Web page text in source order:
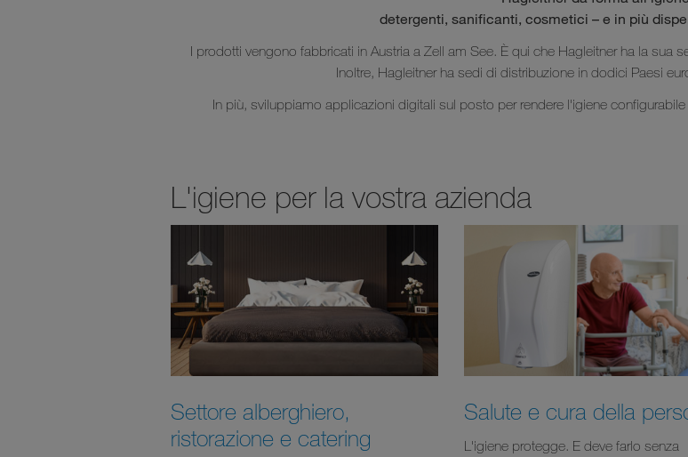
detergenti, sanificanti, cosmetici – e in più
I prodotti vengono fabbricati in Austria a Zell am See. È qui che Hagleitner ha la sua
Inoltre, Hagleitner ha sedi di distribuzione in dodici Paesi
In più‎, sviluppiamo applicazioni digitali sul posto per rendere l'igiene
L'igiene per la vostra azienda
Settore alberghiero,
ristorazione e catering
Salute e cura della
L'igiene protegge. E deve farlo senza